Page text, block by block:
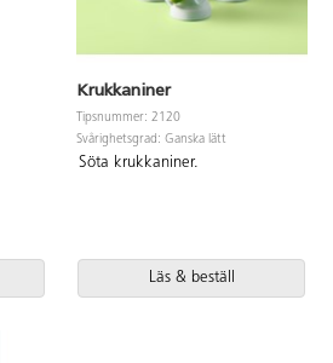
Krukkaniner
Tipsnummer: 2120
Svårighetsgrad: Ganska lätt
Söta krukkaniner.
Läs & beställ